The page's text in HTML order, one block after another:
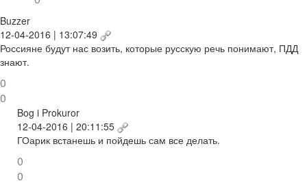
Buzzer
12-04-2016 | 13:07:49
Россияне будут нас возить, которые русскую речь понимают, ПДД
знают.
0
0
Bog i Prokuror
12-04-2016 | 20:11:55
ГОарик встанешь и пойдешь сам все делать.
0
0